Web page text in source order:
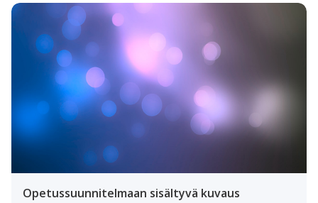
Opetussuunnitelmaan sisältyvä kuvaus